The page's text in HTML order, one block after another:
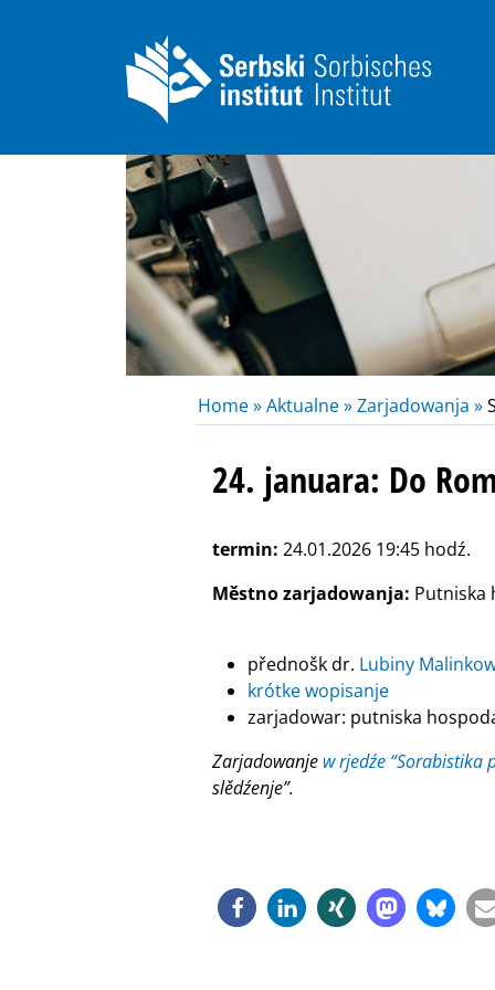
Home »Aktualne »Zarjadowanja »
24. januara: Do
termin: 24.01.2026 19:45 hodź.
Městno zarjadowanja: Putniska
přednošk dr. Lubiny
krótke wopisanje
zarjadowar: putniska
Zarjadowanje w rjedźe “Sorabistika
slědźenje”.